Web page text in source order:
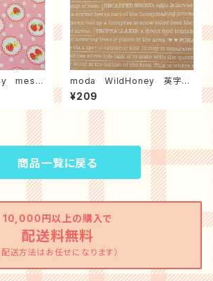
mess
ーレー
moda WildHoney 英字
（ハニー）
¥209
商品一覧に戻る
10,000円以上の購入で
配送料無料
配送方法はお任せになります）